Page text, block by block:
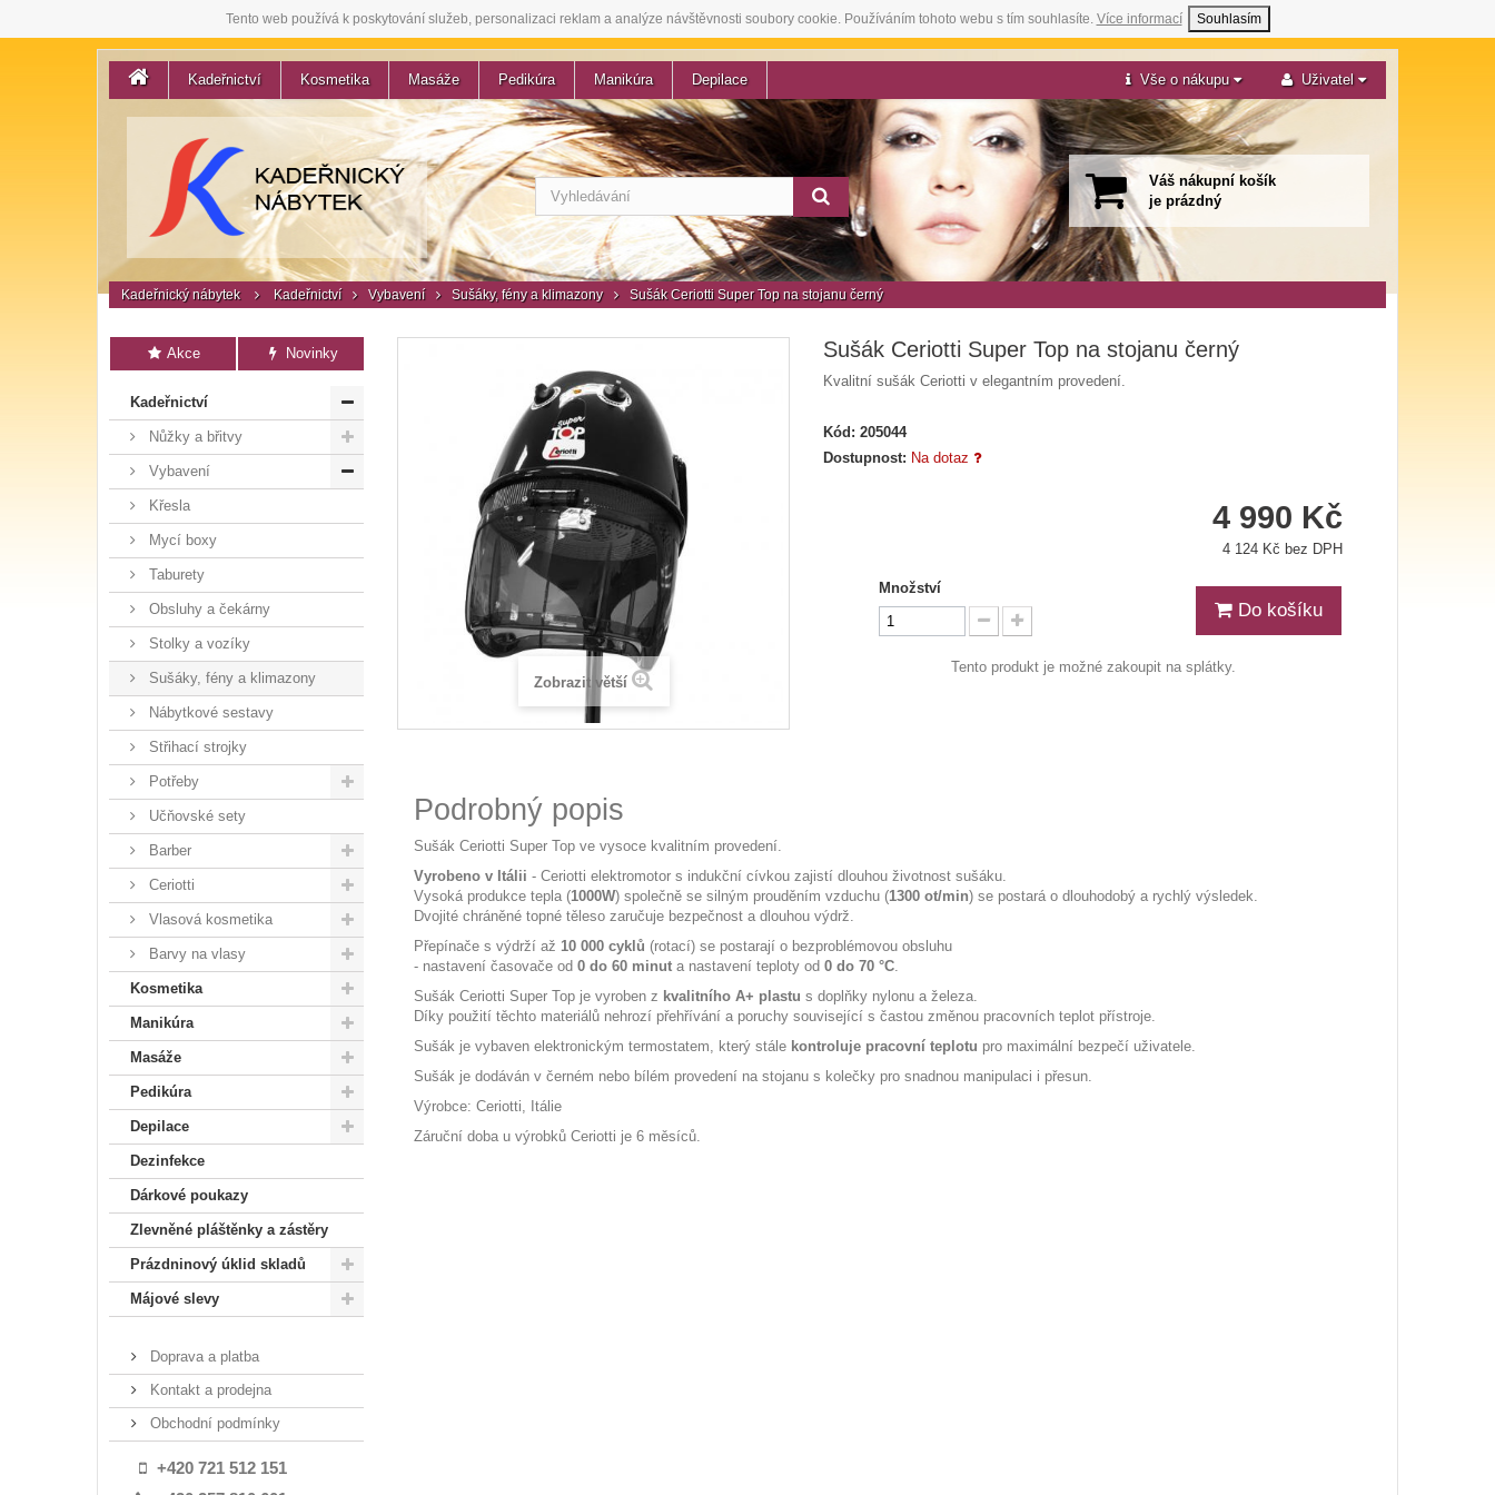
Tento web používá k poskytování služeb, personalizaci reklam a analýze návštěvnosti soubory cookie. Používáním tohoto webu s tím souhlasíte. Více informací Souhlasím
Kadeřnictví Kosmetika Masáže Pedikúra Manikúra Depilace Vše o nákupu Uživatel
Váš nákupní košík
je prázdný
Kadeřnický nábytek Kadeřnictví Vybavení Sušáky, fény a klimazony Sušák Ceriotti Super Top na stojanu černý
Akce Novinky
Kadeřnictví
Nůžky a břitvy
Vybavení
Křesla
Mycí boxy
Taburety
Obsluhy a čekárny
Stolky a vozíky
Sušáky, fény a klimazony
Nábytkové sestavy
Střihací strojky
Potřeby
Učňovské sety
Barber
Ceriotti
Vlasová kosmetika
Barvy na vlasy
Kosmetika
Manikúra
Masáže
Pedikúra
Depilace
Dezinfekce
Dárkové poukazy
Zlevněné pláštěnky a zástěry
Prázdninový úklid skladů
Májové slevy
Doprava a platba
Kontakt a prodejna
Obchodní podmínky
+420 721 512 151
Zobrazit větší
Sušák Ceriotti Super Top na stojanu černý
Kvalitní sušák Ceriotti v elegantním provedení.
Kód: 205044
Dostupnost: Na dotaz
4 990 Kč
4 124 Kč bez DPH
Množství
Do košíku
Tento produkt je možné zakoupit na splátky.
Podrobný popis
Sušák Ceriotti Super Top ve vysoce kvalitním provedení.
Vyrobeno v Itálii - Ceriotti elektromotor s indukční cívkou zajistí dlouhou životnost sušáku.
Vysoká produkce tepla (1000W) společně se silným prouděním vzduchu (1300 ot/min) se postará o dlouhodobý a rychlý výsledek.
Dvojité chráněné topné těleso zaručuje bezpečnost a dlouhou výdrž.
Přepínače s výdrží až 10 000 cyklů (rotací) se postarají o bezproblémovou obsluhu
- nastavení časovače od0 do 60 minut a nastavení teploty od0 do 70 °C
Sušák Ceriotti Super Top je vyroben z kvalitního A+ plastu s doplňky nylonu a železa.
Díky použití těchto materiálů nehrozí přehřívání a poruchy související s častou změnou pracovních teplot přístroje.
Sušák je vybaven elektronickým termostatem, který stále kontroluje pracovní teplotu pro maximální bezpečí uživatele.
Sušák je dodáván v černém nebo bílém provedení na stojanu s kolečky pro snadnou manipulaci i přesun.
Výrobce: Ceriotti, Itálie
Záruční doba u výrobků Ceriotti je 6 měsíců.